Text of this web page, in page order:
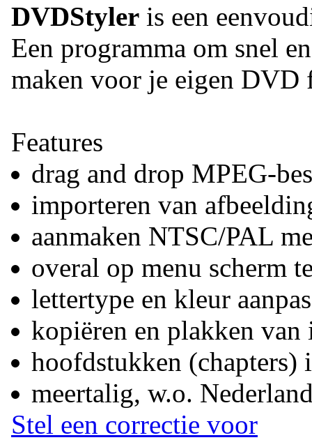
DVDStyler is een
Een programma om snel
maken voor je eigen DVD
Features
drag and drop MPEG-
importeren van
aanmaken NTSC/PAL
overal op menu scherm
lettertype en kleur
kopiëren en plakken van
hoofdstukken
meertalig, w.o.
Stel een correctie voor